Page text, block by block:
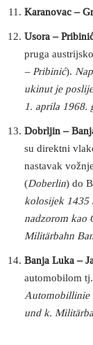
Karanovac –
Usora –
pruga
– Pribinić).
ukinut je
1. aprila 1968.
Dobrljin –
su direktni
nastavak
(Doberlin) do
kolosijek 1435
nadzorom kao
Militärbahn
Banja Luka –
automobilom tj.
Automobillinie
und k.